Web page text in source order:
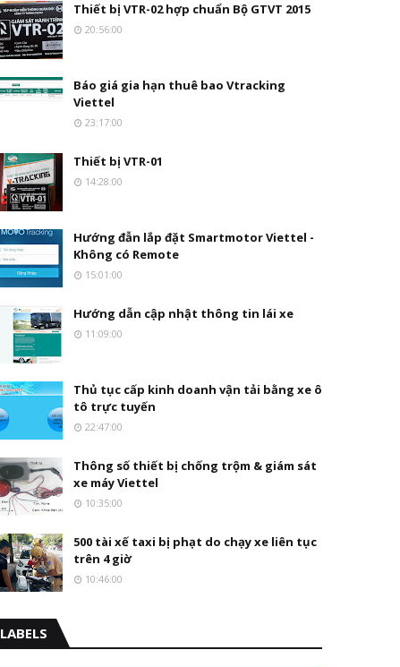
Thiết bị VTR-02 hợp chuẩn Bộ GTVT 2015
20:56:00
Báo giá gia hạn thuê bao Vtracking
Viettel
23:17:00
Thiết bị VTR-01
14:28:00
Hướng đẫn lắp đặt Smartmotor Viettel -
Không có Remote
15:01:00
Hướng dẫn cập nhật thông tin lái xe
11:09:00
Thủ tục cấp kinh doanh vận tải bằng xe ô
tô trực tuyến
22:47:00
Thông số thiết bị chống trộm & giám sát
xe máy Viettel
10:35:00
500 tài xế taxi bị phạt do chạy xe liên tục
trên 4 giờ
10:46:00
LABELS